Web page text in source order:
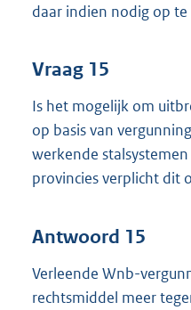
daar indien nodig op
Vraag 15
Is het mogelijk om
op basis van
werkende
provincies verplicht dit
Antwoord 15
Verleende Wnb-
rechtsmiddel meer